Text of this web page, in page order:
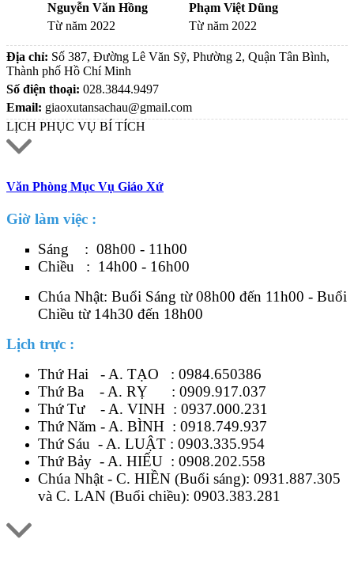
Nguyễn Văn Hồng
Từ năm 2022
Phạm Việt Dũng
Từ năm 2022
Địa chỉ: Số 387, Đường Lê Văn Sỹ, Phường 2, Quận Tân Bình,
Thành phố Hồ Chí Minh
Số điện thoại: 028.3844.9497
Email: giaoxutansachau@gmail.com
LỊCH PHỤC VỤ BÍ TÍCH
Văn Phòng Mục Vụ Giáo Xứ
Giờ làm việc :
Sáng : 08h00 - 11h00
Chiều : 14h00 - 16h00
Chúa Nhật: Buổi Sáng từ 08h00 đến 11h00 - Buổi
Chiều từ 14h30 đến 18h00
Lịch trực :
Thứ Hai - A. TẠO : 0984.650386
Thứ Ba - A. RỴ : 0909.917.037
Thứ Tư - A. VINH : 0937.000.231
Thứ Năm - A. BÌNH : 0918.749.937
Thứ Sáu - A. LUẬT : 0903.335.954
Thứ Bảy - A. HIẾU : 0908.202.558
Chúa Nhật - C. HIỀN (Buổi sáng): 0931.887.305
và C. LAN (Buổi chiều): 0903.383.281